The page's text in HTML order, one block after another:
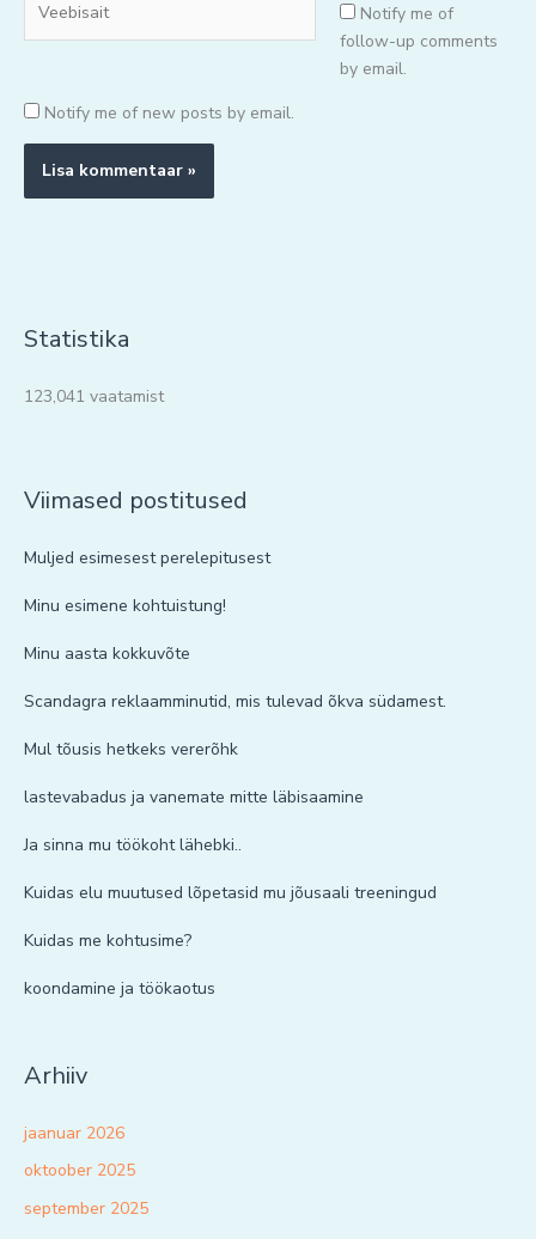
Notify me of
follow-up comments
by email.
Notify me of new posts by email.
Statistika
123,041 vaatamist
Viimased postitused
Muljed esimesest perelepitusest
Minu esimene kohtuistung!
Minu aasta kokkuvõte
Scandagra reklaamminutid, mis tulevad õkva südamest.
Mul tõusis hetkeks vererõhk
lastevabadus ja vanemate mitte läbisaamine
Ja sinna mu töökoht lähebki..
Kuidas elu muutused lõpetasid mu jõusaali treeningud
Kuidas me kohtusime?
koondamine ja töökaotus
Arhiiv
jaanuar 2026
oktoober 2025
september 2025